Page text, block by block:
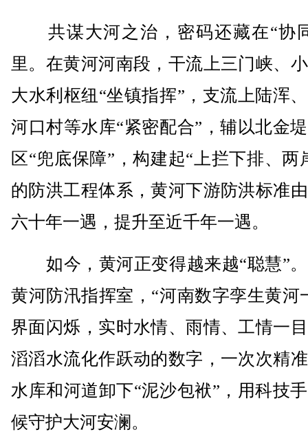
共谋大河之治，密码还藏在“协
里。在黄河河南段，干流上三门峡、
大水利枢纽“坐镇指挥”，支流上陆浑
河口村等水库“紧密配合”，辅以北金
区“兜底保障”，构建起“上拦下排、两
的防洪工程体系，黄河下游防洪标准
六十年一遇，提升至近千年一遇。
如今，黄河正变得越来越“聪慧”
黄河防汛指挥室，“河南数字孪生黄河
界面闪烁，实时水情、雨情、工情一
滔滔水流化作跃动的数字，一次次精
水库和河道卸下“泥沙包袱”，用科技
候守护大河安澜。